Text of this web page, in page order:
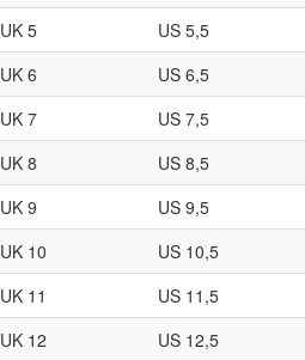
UK 5
US 5,5
UK 6
US 6,5
UK 7
US 7,5
UK 8
US 8,5
UK 9
US 9,5
UK 10
US 10,5
UK 11
US 11,5
UK 12
US 12,5